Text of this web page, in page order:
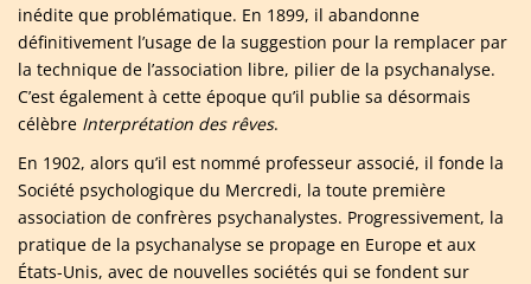
inédite que problématique. En 1899, il abandonne
définitivement l’usage de la suggestion pour la remplacer par
la technique de l’association libre, pilier de la psychanalyse.
C’est également à cette époque qu’il publie sa désormais
célèbre Interprétation des rêves.
En 1902, alors qu’il est nommé professeur associé, il fonde la
Société psychologique du Mercredi, la toute première
association de confrères psychanalystes. Progressivement, la
pratique de la psychanalyse se propage en Europe et aux
États-Unis, avec de nouvelles sociétés qui se fondent sur